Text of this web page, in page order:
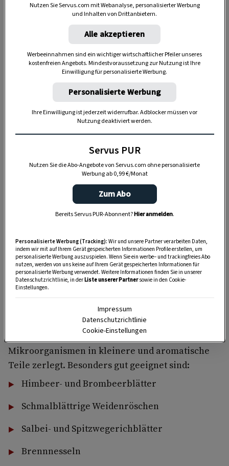
Anzeige
Fermentierten Kräutertee selber
Mikroorganismen kabbern gerne an Gerbstoffen
– den herben Teilen in Kräutern – herum. Als
Nebeneffekt setzen sie dabei vielewundervolle
Aromenfrei. Für fermentierte Tees eignen sich
daher besonders Pflanzen, die
enthalten. Diese sperrigen, meistens großen
Pflanzenwirkstoffe werden dann von den
Mikroorganismen in kleinere und aromatische
Teile zerlegt. Besonders gut geeignet sind:
Himbeer- und Brombeerblätter
Schmalblättrige Weidenröschen
Salbei- und Spitzwegerichblätter
Brennnesseln
Nutzen Sie Servus.com mit Webanalyse, personalisierter Werbung
und Inhalten von Drittanbietern.
Alle akzeptieren
Werbeeinnahmen sind ein wichtiger wirtschaftlicher Pfeiler unseres
kostenfreien Angebots. Mindestvoraussetzung zur Nutzung ist Ihre
Einwilligung für personalisierte Werbung.
Personalisierte Werbung
Ihre Einwilligung ist jederzeit widerrufbar. Adblocker müssen vor
Nutzung deaktiviert werden.
Servus PUR
Nutzen Sie die Abo-Angebote von Servus.com ohne personalisierte
Werbung ab 0,99 €/Monat
Zum Abo
Bereits Servus PUR-Abonnent?Hier anmelden.
Personalisierte Werbung (Tracking): Wir und unsere Partner verarbeiten Daten,
indem wir mit auf Ihrem Gerät gespeicherten Informationen Profile erstellen, um
personalisierte Werbung auszuspielen. Wenn Sie ein werbe– und trackingfreies Abo
nutzen, werden von uns keine auf Ihrem Gerät gespeicherten Informationen für
personalisierte Werbung verwendet. Weitere Informationen finden Sie in unserer
Datenschutzrichtlinie, in derListe unserer Partnersowie in den Cookie-
Einstellungen.
Impressum
Datenschutzrichtlinie
Cookie-Einstellungen